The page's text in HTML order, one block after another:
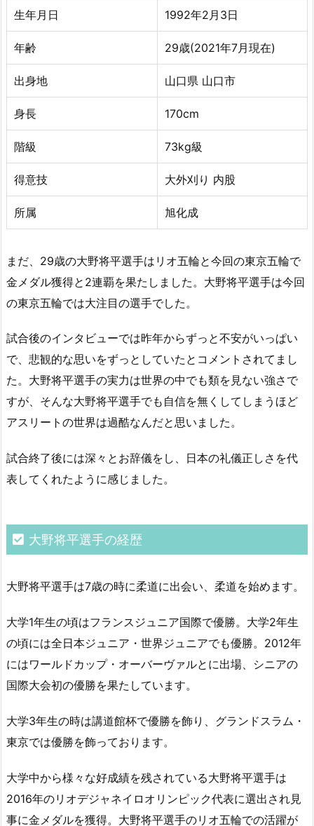
生年月日 1992年2月3日
年齢 29歳(2021年7月現在)
出身地 山口県 山口市
身長 170cm
階級 73kg級
得意技 大外刈り 内股
所属 旭化成
まだ、29歳の大野将平選手はリオ五輪と今回の東京五輪で
金メダル獲得と2連覇を果たしました。大野将平選手は今回
の東京五輪では大注目の選手でした。
試合後のインタビューでは昨年からずっと不安がいっぱい
で、悲観的な思いをずっとしていたとコメントされてまし
た。大野将平選手の実力は世界の中でも類を見ない強さで
すが、そんな大野将平選手でも自信を無くしてしまうほど
アスリートの世界は過酷なんだと思いました。
試合終了後には深々とお辞儀をし、日本の礼儀正しさを代
表してくれたように感じました。
大野将平選手の経歴
大野将平選手は7歳の時に柔道に出会い、柔道を始めます。
大学1年生の頃はフランスジュニア国際で優勝。大学2年生
の頃には全日本ジュニア・世界ジュニアでも優勝。2012年
にはワールドカップ・オーバーヴァルとに出場、シニアの
国際大会初の優勝を果たしています。
大学3年生の時は講道館杯で優勝を飾り、グランドスラム・
東京では優勝を飾っております。
大学中から様々な好成績を残されている大野将平選手は
2016年のリオデジャネイロオリンピック代表に選出され見
事に金メダルを獲得。大野将平選手のリオ五輪での活躍が